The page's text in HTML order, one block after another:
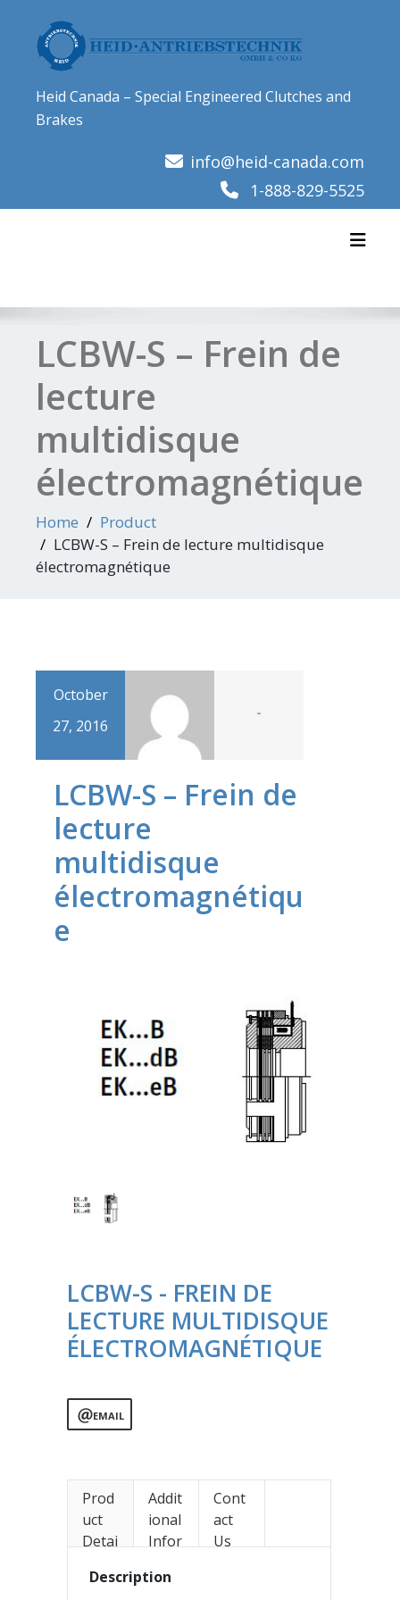
content
Heid Canada – Special Engineered Clutches and
Brakes
info@heid-canada.com
1-888-829-5525
LCBW-S – Frein de
lecture
multidisque
électromagnétique
Home
Product
LCBW-S – Frein de lecture multidisque
électromagnétique
October
27, 2016
-
LCBW-S – Frein de
lecture
multidisque
électromagnétiqu
e
LCBW-S - FREIN DE
LECTURE MULTIDISQUE
ÉLECTROMAGNÉTIQUE
EMAIL
Prod
uct
Detai
Addit
ional
Infor
on
Cont
act
Us
Description